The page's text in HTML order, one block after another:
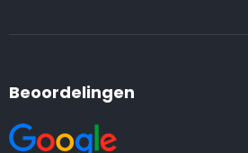
Beoordelingen